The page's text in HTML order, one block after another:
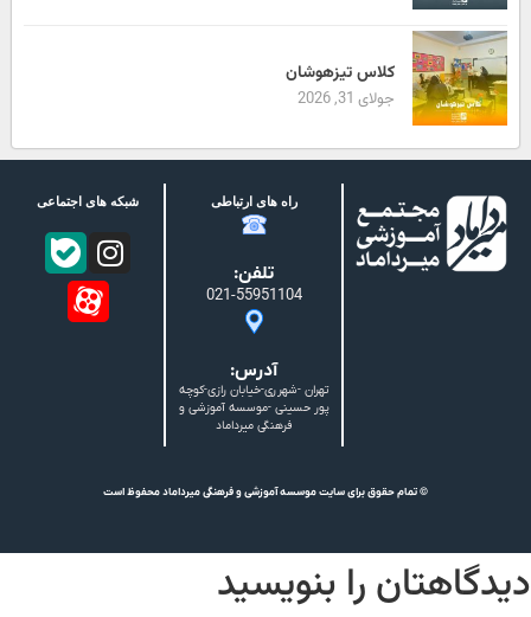
کلاس تیزهوشان
جولای 31, 2026
راه های ارتباطی
تلفن:
021-55951104
آدرس:
تهران -شهرری-خیابان رازی-کوچه
پور حسینی -موسسه آموزشی و
فرهنگی میرداماد
شبکه های اجتماعی
© تمام حقوق برای سایت موسسه آموزشی و فرهنگی میرداماد محفوظ است
دیدگاهتان را بنویسید